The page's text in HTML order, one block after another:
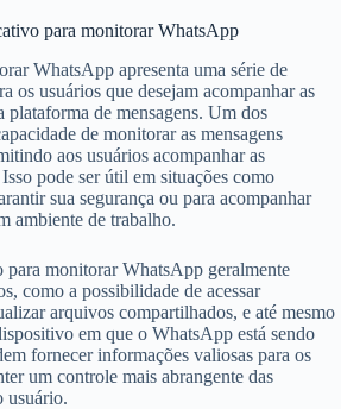
para monitorar WhatsApp
WhatsApp apresenta uma série de
os usuários que desejam acompanhar as
plataforma de mensagens. Um dos
de monitorar as mensagens
aos usuários acompanhar as
pode ser útil em situações como
sua segurança ou para acompanhar
ambiente de trabalho.
monitorar WhatsApp geralmente
como a possibilidade de acessar
arquivos compartilhados, e até mesmo
em que o WhatsApp está sendo
fornecer informações valiosas para os
um controle mais abrangente das
usuário.